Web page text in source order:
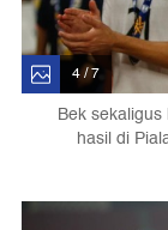
4 / 7
Bek
hasil di